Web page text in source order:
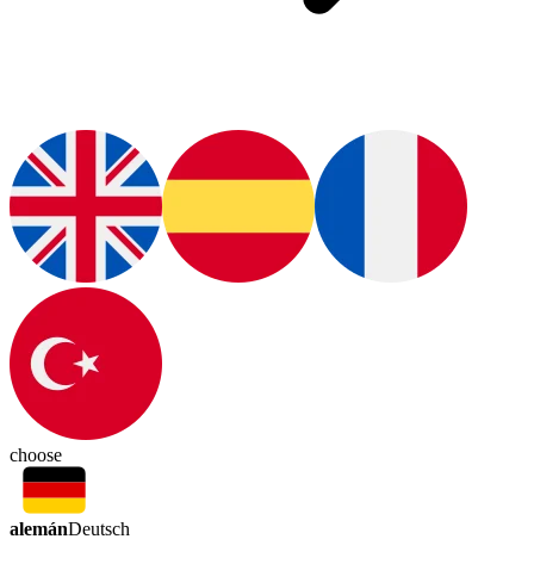
choose
alemánDeutsch